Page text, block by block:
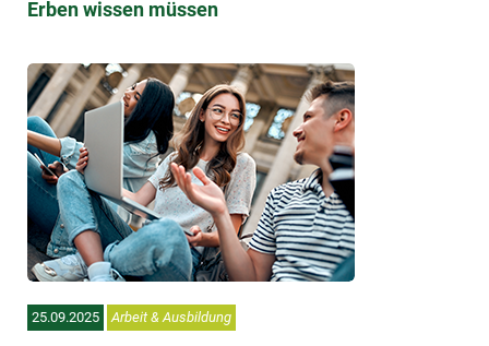
Erben wissen müssen
25.09.2025 Arbeit & Ausbildung